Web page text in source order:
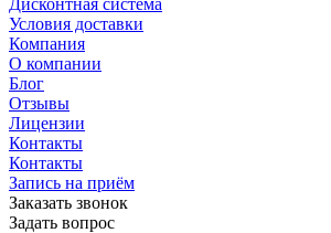
Дисконтная система
Условия доставки
Компания
О компании
Блог
Отзывы
Лицензии
Контакты
Контакты
Запись на приём
Заказать звонок
Задать вопрос